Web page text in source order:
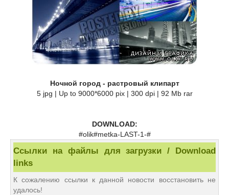
Ночной город - растровый клипарт
5 jpg | Up to 9000*6000 pix | 300 dpi | 92 Mb rar
DOWNLOAD:
#olik#metka-LAST-1-#
Ссылки на файлы для загрузки / Download
links
К сожалению ссылки к данной новости восстановить не
удалось!